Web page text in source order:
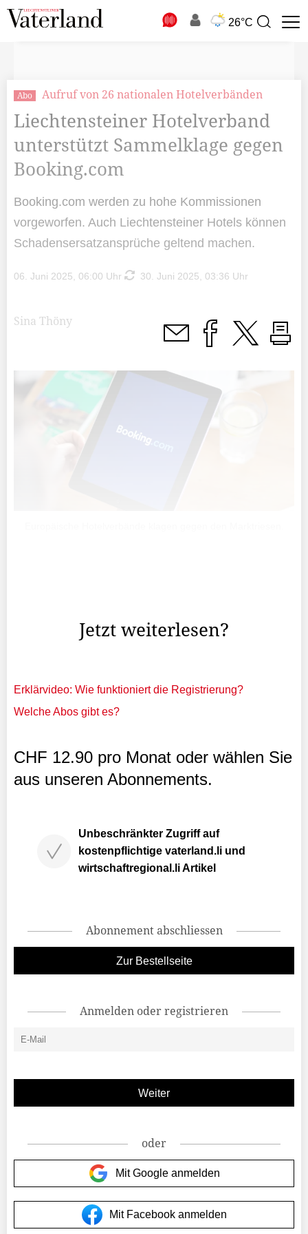
26°C
Suchbegriff
Abo Aufruf von 26 nationalen Hotelverbänden
Liechtensteiner Hotelverband
unterstützt Sammelklage gegen
Booking.com
Booking.com werden zu hohe Kommissionen
vorgeworfen. Auch Liechtensteiner Hotels können
Schadensersatzansprüche geltend machen.
06. Juni 2025, 06:00 Uhr 30. Juni 2025, 03:36 Uhr
Sina Thöny
Jetzt weiterlesen?
Erklärvideo: Wie funktioniert die Registrierung?
Welche Abos gibt es?
CHF 12.90 pro Monat oder wählen Sie
aus unseren Abonnements.
Unbeschränkter Zugriff auf
kostenpflichtige vaterland.li und
wirtschaftregional.li Artikel
Abonnement abschliessen
Zur Bestellseite
Anmelden oder registrieren
oder
Mit Google anmelden
Mit Facebook anmelden